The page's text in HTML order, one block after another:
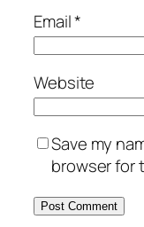
Email*
Website
Save my
browser for